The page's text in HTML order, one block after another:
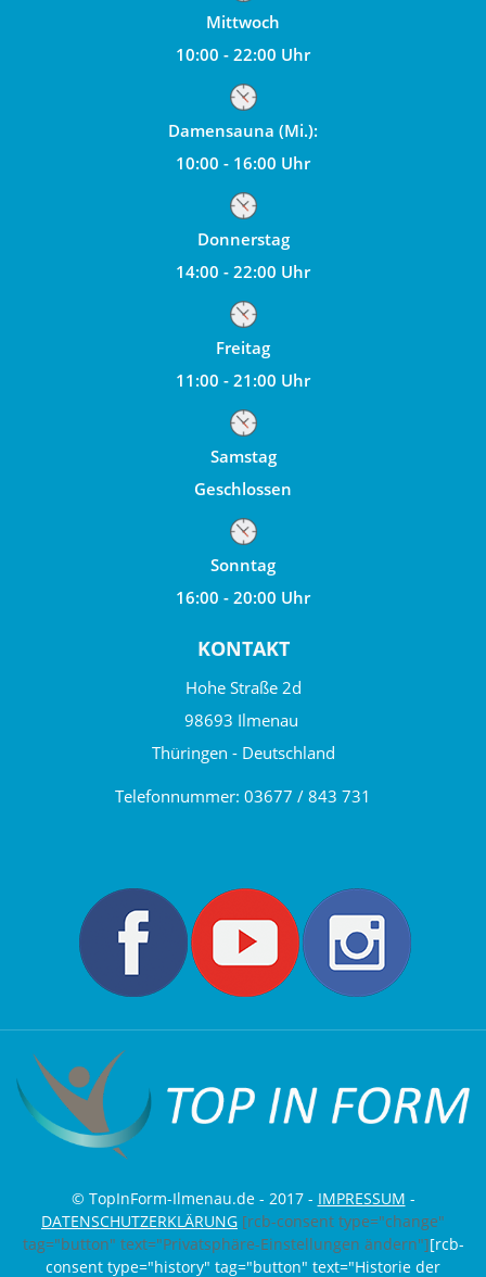
Mittwoch
10:00 - 22:00 Uhr
Damensauna (Mi.):
10:00 - 16:00 Uhr
Donnerstag
14:00 - 22:00 Uhr
Freitag
11:00 - 21:00 Uhr
Samstag
Geschlossen
Sonntag
16:00 - 20:00 Uhr
KONTAKT
Hohe Straße 2d
98693 Ilmenau
Thüringen - Deutschland
Telefonnummer: 03677 / 843 731
© TopInForm-Ilmenau.de - 2017 - IMPRESSUM -
DATENSCHUTZERKLÄRUNG [rcb-consent type="change"
tag="button" text="Privatsphäre-Einstellungen ändern"][rcb-
consent type="history" tag="button" text="Historie der